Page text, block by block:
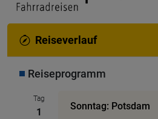
Reiseverlauf
Reiseprogramm
Tag
1
Sonntag: Potsdam